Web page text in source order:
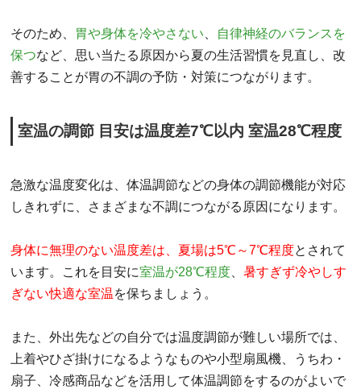
そのため、 胃や身体を冷やさない
自律神経のバランスを
保つなど、思い当たる原因から夏の生活習慣を見直し、改
善することが胃の不調の予防・対策につながります。
室温の調節 目安は温度差7℃以内 室温28℃程度
急激な温度変化は、体温調節などの身体の調節機能が対応
しきれずに、さまざまな不調につながる原因になります。
身体に無理のない温度差は、夏場は5℃～7℃程度とされて
います。これを目安に室温が28℃程度
暑すぎず冷やしす
ぎない快適な室温を保ちましょう。
また、外出先などの自分では温度調節が難しい場所では、
上着やひざ掛けになるようなものや小型扇風機、うちわ・
扇子、冷感商品などを活用して体温調節をするのがよいで